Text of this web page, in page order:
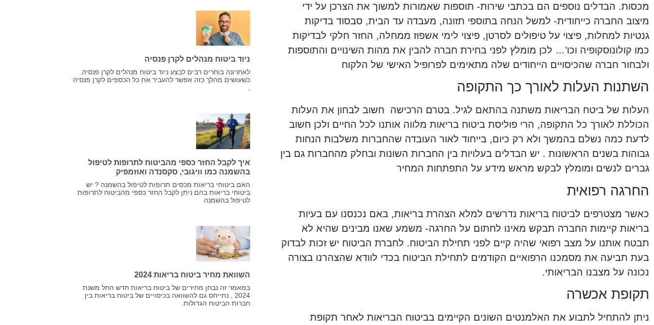
מכסות. הבדלים נוספים הם בכתבי שירות- תוספות שאמורות למשוך את הצרכן על ידי
מיצוב החברה כייחודית- למשל הנחה בתוספי תזונה, מעבדה עד הבית, סבסוד בדיקות
גנטיות למחלות, פיצוי על טיפולים לסרטן, פיצוי לימי אשפוז ממחלה, החזר חלקי לבדיקות
כמו קולונוסקופיה וכו’… לכן מומלץ לפני בחירת חברה להבין את מהות השינויים והתוספות
ולבחור חברה שהכיסויים הייחודים שלה מתאימים לפרופיל האישי של הלקוח
השתנות העלות לאורך כך התקופה
העלות של ביטח הבריאות משתנה בהתאם לגיל. בטרם הרכישה חשוב לבחון את העלות
הכוללת לאורך כל התקופה, הרי פוליסת ביטוח בריאות מלווה אותנו לכל החיים ולכן חשוב
לדעת כמה נשלם בהמשך ולא רק כיום, בייחוד לאור העובדה שהחברות משלבות הנחות
גבוהות בשנים הראשונות . יש הבדלים בעלויות בין החברות השונות ובחלק מהחברות גם בין
גברים לנשים ומומלץ לבקש מראש מידע על התפתחות המחיר
החרגה רפואית
כאשר מצטרפים לביטוח בריאות נדרשים למלא הצהרת בריאות, באם נכנסנו עם בעיות
בריאות קיימות החברה תבקש מאינו לחתום על החרגה- משמע שאנו מבינים שהיא לא
תבטח אותנו על מצב רפואי שהיה קיים לפני תחילת הביטוח. לחברת הביטוח יש זכות לבדוק
בעת תביעה את מסמכנו הרפואיים הקודמים לתחילת הביטוח בכדי לוודא שהצהרנו בצורה
נכונה על מצבנו הבריאותי.
תקופת אכשרה
ניתן להתחיל לתבוע את האלמנטים השונים הקיימים בביטוח הבריאות לאחר תקופת
ניוד ביטוח מנהלים לקרן פנסיה
לאחרונה בוחרים רבים לבצע ניוד ביטוח מנהלים לקרן פנסיה.
כשעושים מהלך כזה אפשר להעביר את כל הכספים לקרן פנסיה
,
איך לקבל החזר כספי מהביטוח לתרופות לטיפול
בהשמנה כמו וויגובי, סקסנדה ואוזמפיק
האם ביטוחי בריאות מכסים תרופות לטיפול בהשמנה ? יש
ביטוחי בריאות בהם ניתן לקבל החזר כספי מהביטוח לתרופות
לטיפול בהשמנה
השוואת מחיר ביטוח בריאות 2024
במאמר זה נבחן מחירים של ביטוח בריאות חדש החל משנת
2024 , נתייחס גם להשוואה בכיסויים של ביטוח בריאות בין
חברות הביטוח הגדולות.